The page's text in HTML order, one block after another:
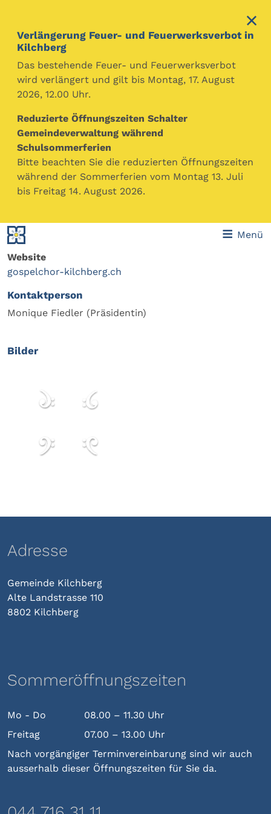
Verlängerung Feuer- und Feuerwerksverbot in
Kilchberg
Das bestehende Feuer- und Feuerwerksverbot
wird verlängert und gilt bis Montag, 17. August
2026, 12.00 Uhr.
Reduzierte Öffnungszeiten Schalter
Gemeindeverwaltung während
Schulsommerferien
Bitte beachten Sie die reduzierten Öffnungszeiten
während der Sommerferien vom Montag 13. Juli
bis Freitag 14. August 2026.
Menü
Gospelchor Kilchberg
Der Gospelchor Kilchberg wurde im Januar 2008 von
der Kirchenpflege der reformierten Kirche Kilchberg
gegründet und besteht aus rund 40 Mitgliedern.
E-Mail
monique.fiedler@bluewin.ch
Website
gospelchor-kilchberg.ch
Böndlerstrasse 70
8802 Kilchberg
Kontaktperson
Monique Fiedler (Präsidentin)
Bilder
Adresse
Gemeinde Kilchberg
Alte Landstrasse 110
8802 Kilchberg
Sommeröffnungszeiten
Mo - Do
08.00 – 11.30 Uhr
Freitag
07.00 – 13.00 Uhr
Nach vorgängiger Terminvereinbarung sind wir auch
ausserhalb dieser Öffnungszeiten für Sie da.